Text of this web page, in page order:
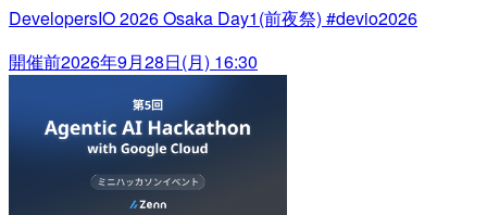
DevelopersIO 2026 Osaka Day1(前夜祭) #devio2026
開催前2026年9月28日(月) 16:30